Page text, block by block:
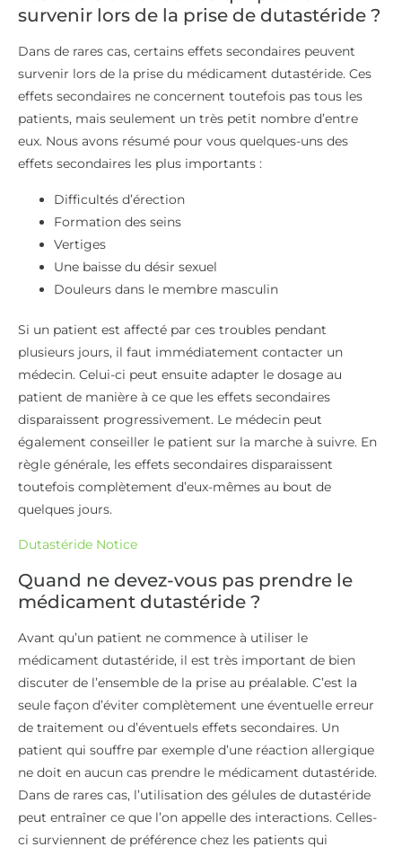
survenir lors de la prise de dutastéride ?
Dans de rares cas, certains effets secondaires peuvent
survenir lors de la prise du médicament dutastéride. Ces
effets secondaires ne concernent toutefois pas tous les
patients, mais seulement un très petit nombre d’entre
eux. Nous avons résumé pour vous quelques-uns des
effets secondaires les plus importants :
Difficultés d’érection
Formation des seins
Vertiges
Une baisse du désir sexuel
Douleurs dans le membre masculin
Si un patient est affecté par ces troubles pendant
plusieurs jours, il faut immédiatement contacter un
médecin. Celui-ci peut ensuite adapter le dosage au
patient de manière à ce que les effets secondaires
disparaissent progressivement. Le médecin peut
également conseiller le patient sur la marche à suivre. En
règle générale, les effets secondaires disparaissent
toutefois complètement d’eux-mêmes au bout de
quelques jours.
Dutastéride Notice
Quand ne devez-vous pas prendre le
médicament dutastéride ?
Avant qu’un patient ne commence à utiliser le
médicament dutastéride, il est très important de bien
discuter de l’ensemble de la prise au préalable. C’est la
seule façon d’éviter complètement une éventuelle erreur
de traitement ou d’éventuels effets secondaires. Un
patient qui souffre par exemple d’une réaction allergique
ne doit en aucun cas prendre le médicament dutastéride.
Dans de rares cas, l’utilisation des gélules de dutastéride
peut entraîner ce que l’on appelle des interactions. Celles-
ci surviennent de préférence chez les patients qui